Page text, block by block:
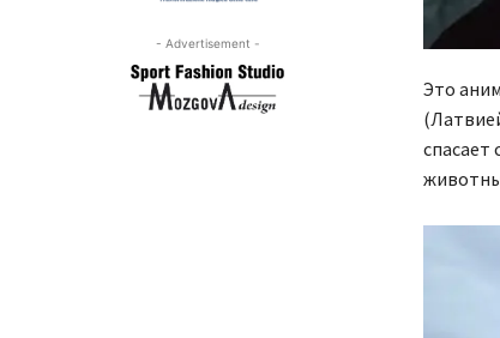
- Advertisement -
Это
спасает